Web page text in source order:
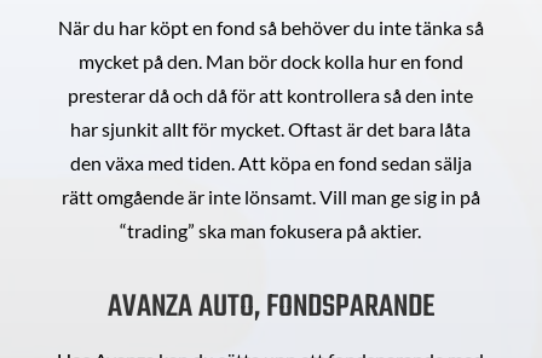
När du har köpt en fond så behöver du inte tänka så
mycket på den. Man bör dock kolla hur en fond
presterar då och då för att kontrollera så den inte
har sjunkit allt för mycket. Oftast är det bara låta
den växa med tiden. Att köpa en fond sedan sälja
rätt omgående är inte lönsamt. Vill man ge sig in på
“trading” ska man fokusera på aktier.
AVANZA AUTO, FONDSPARANDE